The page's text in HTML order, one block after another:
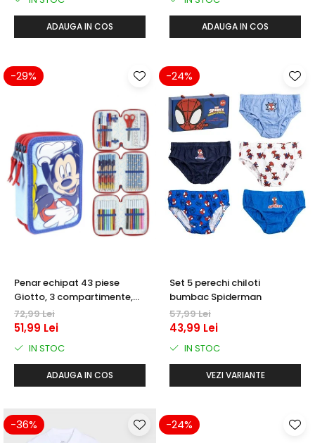
ADAUGA IN COS ADAUGA IN COS
-29%
Penar echipat 43 piese
Giotto, 3 compartimente,
Mickey Mouse
72,99 Lei
51,99 Lei
IN STOC
ADAUGA IN COS
-24%
Set 5 perechi chiloti
bumbac Spiderman
57,99 Lei
43,99 Lei
IN STOC
VEZI VARIANTE
-36% -24%